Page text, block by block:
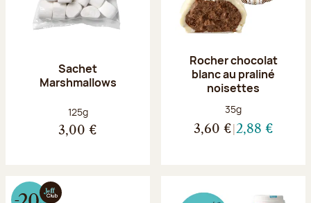
Sachet
Marshmallows
Poids net :
125g
3,00 €
Rocher chocolat
blanc au praliné
noisettes
Poids net :
35g
3,60 € 2,88 €